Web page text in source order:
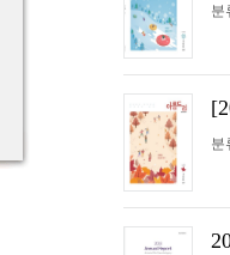
분
분